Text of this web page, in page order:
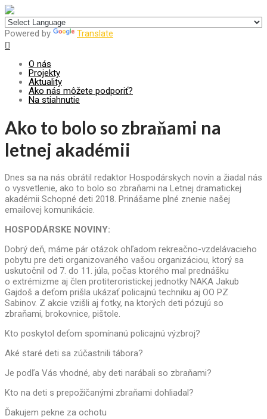
Powered by Translate
O nás
Projekty
Aktuality
Ako nás môžete podporiť?
Na stiahnutie
Ako to bolo so zbraňami na
letnej akadémii
Dnes sa na nás obrátil redaktor Hospodárskych novín a žiadal nás
o vysvetlenie, ako to bolo so zbraňami na Letnej dramatickej
akadémii Schopné deti 2018. Prinášame plné znenie našej
emailovej komunikácie.
HOSPODÁRSKE NOVINY:
Dobrý deň, máme pár otázok ohľadom rekreačno-vzdelávacieho
pobytu pre deti organizovaného vašou organizáciou, ktorý sa
uskutočnil od 7. do 11. júla, počas ktorého mal prednášku
o extrémizme aj člen protiteroristickej jednotky NAKA Jakub
Gajdoš a deťom prišla ukázať policajnú techniku aj OO PZ
Sabinov. Z akcie vzišli aj fotky, na ktorých deti pózujú so
zbraňami, brokovnice, pištole.
Kto poskytol deťom spomínanú policajnú výzbroj?
Aké staré deti sa zúčastnili tábora?
Je podľa Vás vhodné, aby deti narábali so zbraňami?
Kto na deti s prepožičanými zbraňami dohliadal?
Ďakujem pekne za ochotu